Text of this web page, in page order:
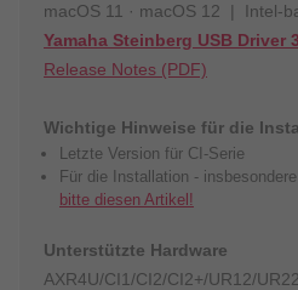
macOS 11 · macOS 12 | Intel-
Yamaha Steinberg USB Driver
Release Notes (PDF)
Wichtige Hinweise für die
Letzte Version für CI-Serie
Für die Installation -
bitte diesen Artikel!
Unterstützte Hardware
AXR4U/CI1/CI2/CI2+/UR12/